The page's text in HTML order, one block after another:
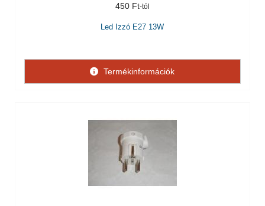
450 Ft
Led Izzó E27 13W
Termékinformációk